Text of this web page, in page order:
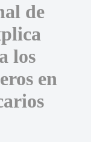
de
los
en